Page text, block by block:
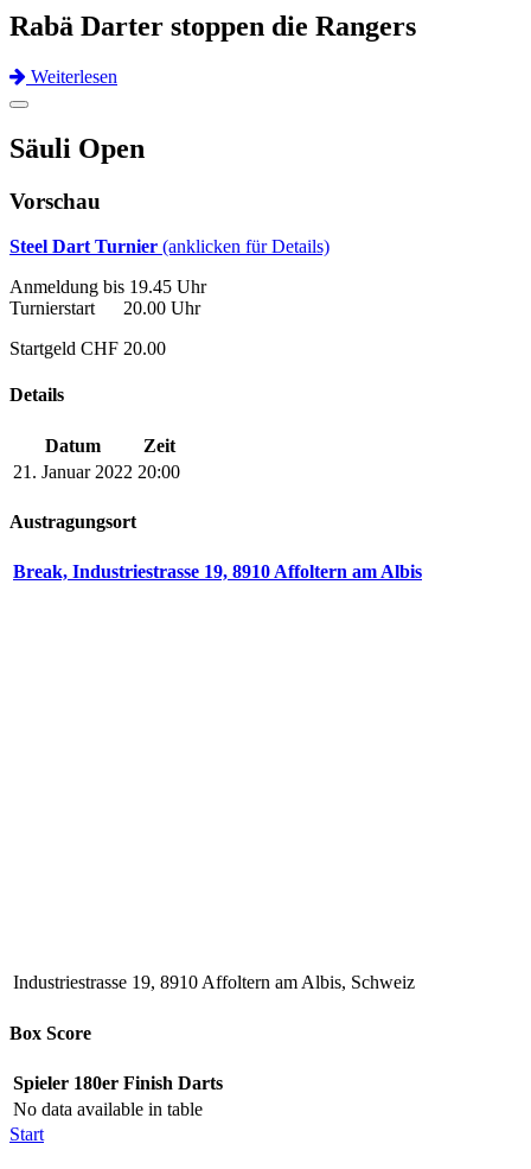
Rabä Darter stoppen die Rangers
Weiterlesen
Previous
Next
Toggle
Säuli Open
Vorschau
Steel Dart Turnier (anklicken für Details)
Anmeldung bis 19.45 Uhr
Turnierstart 20.00 Uhr
Startgeld CHF 20.00
Details
Datum
Zeit
21. Januar 2022 20:00
Austragungsort
Break, Industriestrasse 19, 8910 Affoltern am Albis
Industriestrasse 19, 8910 Affoltern am Albis, Schweiz
Box Score
Spieler 180er Finish Darts
No data available in table
Start